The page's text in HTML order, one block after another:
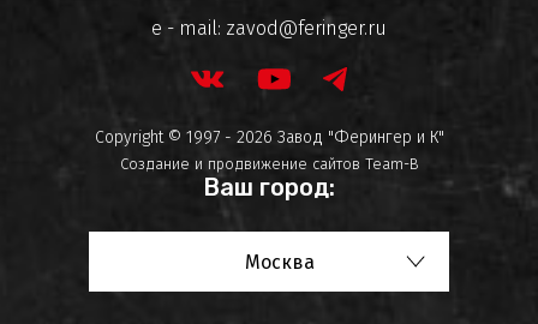
e - mail: zavod@feringer.ru
Copyright © 1997 - 2026 Завод "Ферингер и К"
Создание и продвижение сайтов Team-B
Ваш город:
Москва